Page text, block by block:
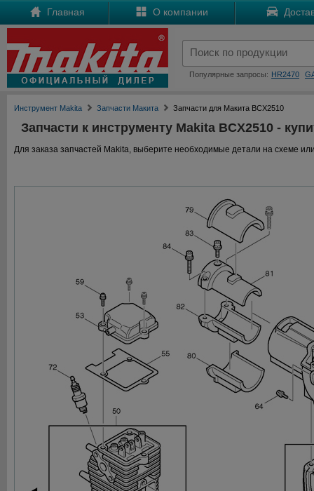
Главная О компании
Популярные запросы: HR2470
Инструмент Makita Запчасти Макита Запчасти для Макита BCX2510
Запчасти к инструменту Makita BCX2510 -
Для заказа запчастей Makita, выберите необходимые детали на схеме